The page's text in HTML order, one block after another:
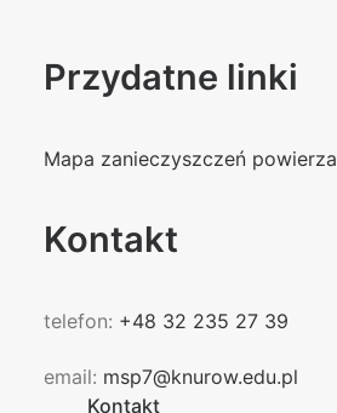
Przydatne linki
Mapa zanieczyszczeń powierza
Kontakt
telefon: +48 32 235 27 39
email: msp7@knurow.edu.pl
Kontakt